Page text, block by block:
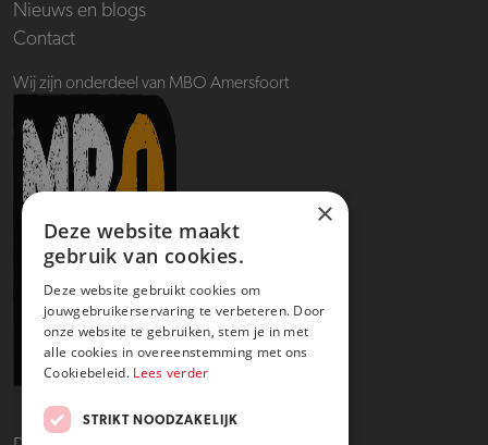
Nieuws en blogs
Contact
Wij zijn onderdeel van MBO Amersfoort
×
Deze website maakt
gebruik van cookies.
Deze website gebruikt cookies om
jouwgebruikerservaring te verbeteren. Door
onze website te gebruiken, stem je in met
alle cookies in overeenstemming met ons
Cookiebeleid. Lees verder
STRIKT NOODZAKELIJK